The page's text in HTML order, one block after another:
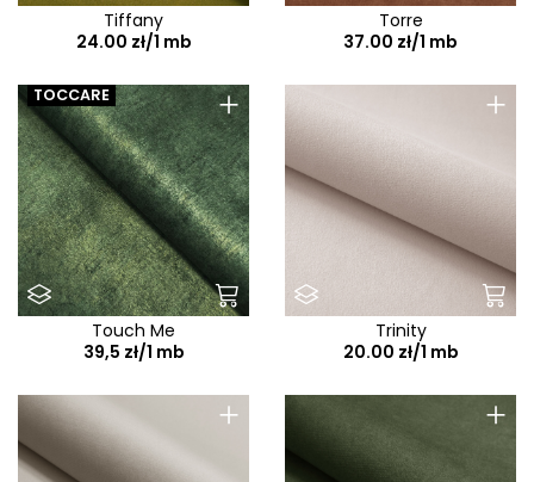
Tiffany
24.00 zł/1 mb
Torre
37.00 zł/1 mb
+
TOCCARE
Touch Me
39,5 zł/1 mb
+
Trinity
20.00 zł/1 mb
+ +